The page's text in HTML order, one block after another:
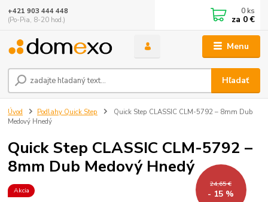
Menu
Hľadať
+421 903 444 448
(Po-Pia, 8-20 hod.)
0 ks
za 0 €
Úvod Podlahy Quick Step
Quick Step CLASSIC CLM-5792 – 8mm Dub
Medový Hnedý
Quick Step CLASSIC CLM-5792 –
8mm Dub Medový Hnedý
Akcia
24,65 €
- 15 %